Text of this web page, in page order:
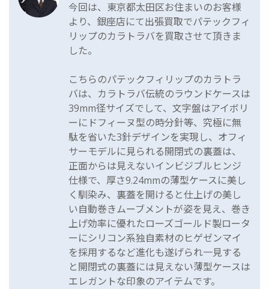
今回は、東京都太田区お住まいのお客様
より、銀座店にて出張買取でパテックフィ
リップのカラトラバを買取させて頂きま
した。
こちらのパテックフィリップのカラトラ
バは、カラトラバ伝統のラウンドケースは
39mm径サイズでして、文字盤はアイボリ
ーにドフィーヌ型の時分針等、究極に無
駄を省いた3針デザインを実現し、オフィ
サーモデルに見られる開閉式の裏蓋は、
正面からは見えないインビジブルヒンジ
仕様で、厚さ9.24mmの薄型ケースに美し
く馴染み、裏蓋を開けると仕上げの美し
い自動巻きムーブメントが姿を見え、巻き
上げ効率に優れたローズゴールド製ロータ
ーにシリコン系独自素材のヒゲゼンマイ
を採用するなど進化も遂げられ一見する
と開閉式の裏蓋には見えない薄型ケースは
エレガントな印象のアイテムです。